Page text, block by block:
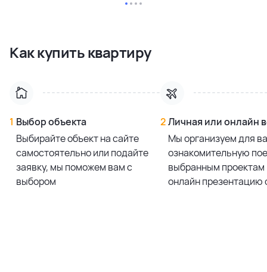
Как купить квартиру
1 Выбор объекта
Выбирайте объект на сайте
самостоятельно или подайте
заявку, мы поможем вам с
выбором
2Личная или онлайн
Мы организуем для
ознакомительную
выбранным проектам
онлайн презентацию